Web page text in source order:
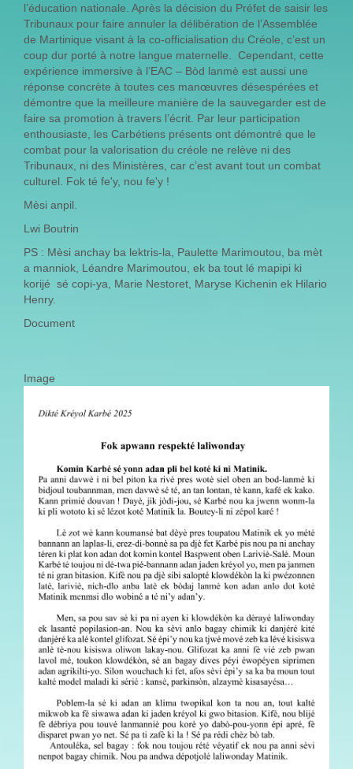
l’éducation nationale. Après la décision du Préfet de saisir les
Tribunaux pour faire annuler la délibération de l’Assemblée
de Martinique visant à la co-officialisation du Créole, c’est un
coup dur porté à notre langue maternelle. Cependant, cette
expérience immersive à l’EAC – Bòd lanmè est aussi une
réponse concrète à toutes ces manœuvres désespérées et
démontre que la meilleure manière de la sauvegarder est de
faire sa promotion à travers l’écrit. Par leur participation
enthousiaste, les Carbétiens présents ont démontré que le
combat pour la valorisation du créole ne relève ni des
Tribunaux, ni des Ministères, car c’est avant tout un combat
culturel. Fok té fe'y, nou fe'y !
Mèsi anpil.
Lwi Boutrin
PS : Mèsi anchay ba lektris-la, Paulette Marimoutou, ba mèt
a manniok, Léandre Marimoutou, ek ba tout lé mapipi ki
korijé sé copi-ya, Marie Nestoret, Maryse Kichenin ek Hilario
Henry.
Document
Image